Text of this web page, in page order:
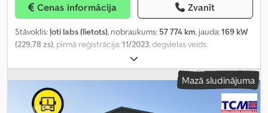
Cenas informācija Zvanīt
Stāvoklis: ļoti labs (lietots), nobraukums: 57 774 km, jauda:169 kW
(229,78 zs), pirmā reģistrācija:11/2023, degvielas veids:
245/70/R 17.5
riteņu bāze:5 400 mm, degviela:dīzeļdegviela, krāsa:balts,
vadītāja kabīne:dienas kabīne, pārnesuma veids:automātisks,
pārnesumu skaits:
, piekares sistēma:cits,
atļautā ass slodze (1. ass):
4 500 kg, atļautā ass slodze (ass 2):8 500
Mazā sludinājuma